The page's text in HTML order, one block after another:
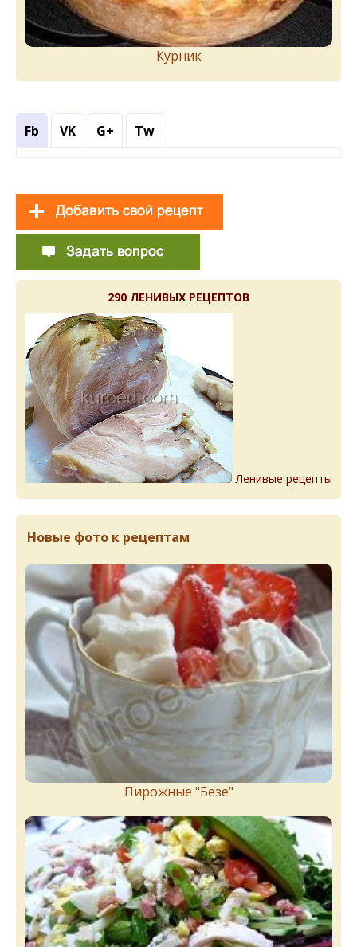
Курник
Fb VK G+ Tw
290 ЛЕНИВЫХ РЕЦЕПТОВ
Ленивые рецепты
Новые фото к рецептам
Пирожныe "Бeзe"